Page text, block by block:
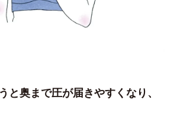
と奥まで圧が届きやすくなり、